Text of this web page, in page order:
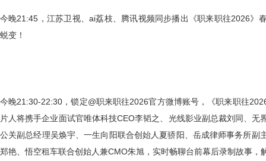
今晚21:45，江苏卫视、ai荔枝、腾讯视频同步播出《职来职往2026》
蜕变！
今晚21:30-22:30，锁定@职来职往2026官方微博账号，《职来职往
片人将携手企业面试官唯体科技CEO李韬之、光线影业副总裁刘同、
公关副总经理吴焕宇、一生向阳联合创始人夏骄阳、岳成律师事务所副
郑艳、悟空租车联合创始人兼CMO朱旭，实时畅聊台前幕后录制故事，